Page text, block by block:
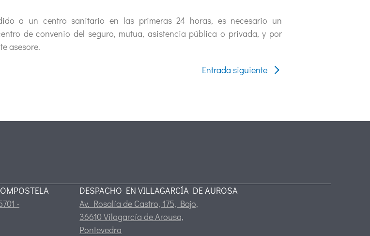
a un centro sanitario en las primeras 24 horas, es necesario un
de convenio del seguro, mutua, asistencia pública o privada, y por
asesore.
Entrada siguiente
-
DESPACHO EN VILLAGARCÍA DE AUROSA
Av. Rosalía de Castro, 175, Bajo,
36610 Vilagarcía de Arousa,
Pontevedra